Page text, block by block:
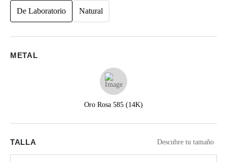
De Laboratorio Natural
METAL
Oro Rosa 585 (14K)
TALLA Descubre tu tamaño